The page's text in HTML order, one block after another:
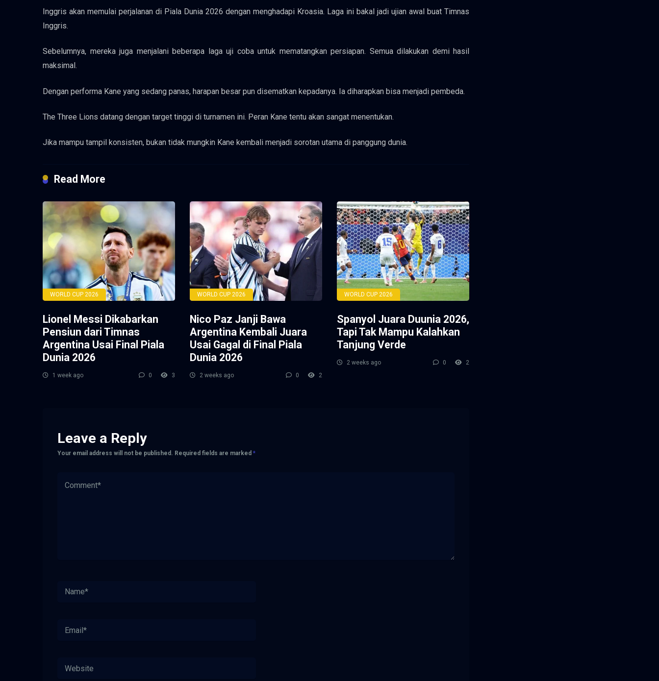
Inggris akan memulai perjalanan di Piala Dunia 2026 dengan menghadapi Kroasia. Laga ini bakal jadi ujian awal buat Timnas
Inggris.
Sebelumnya, mereka juga menjalani beberapa laga uji coba untuk mematangkan persiapan. Semua dilakukan demi hasil
maksimal.
Dengan performa Kane yang sedang panas, harapan besar pun disematkan kepadanya. Ia diharapkan bisa menjadi pembeda.
The Three Lions datang dengan target tinggi di turnamen ini. Peran Kane tentu akan sangat menentukan.
Jika mampu tampil konsisten, bukan tidak mungkin Kane kembali menjadi sorotan utama di panggung dunia.
Read More
WORLD CUP 2026
Lionel Messi Dikabarkan
Pensiun dari Timnas
Argentina Usai Final Piala
Dunia 2026
1 week ago 0 3
WORLD CUP 2026
Nico Paz Janji Bawa
Argentina Kembali Juara
Usai Gagal di Final Piala
Dunia 2026
2 weeks ago 0 2
WORLD CUP 2026
Spanyol Juara Duunia 2026,
Tapi Tak Mampu Kalahkan
Tanjung Verde
2 weeks ago 0 2
Leave a Reply
Your email address will not be published. Required fields are marked *